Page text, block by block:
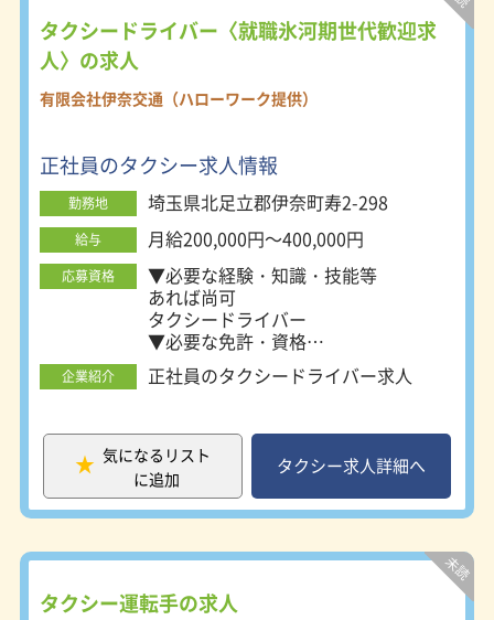
タクシードライバー〈就職氷河期世代歓迎求
人〉の求人
有限会社伊奈交通（ハローワーク提供）
正社員のタクシー求人情報
勤務地 埼玉県北足立郡伊奈町寿2-298
給与 月給200,000円～400,000円
応募資格
▼必要な経験・知識・技能等
あれば尚可
タクシードライバー
▼必要な免許・資格
普通自動車第二種免許
必須
必須（ＡＴ限定可）
企業紹介 正社員のタクシードライバー求人
気になるリスト
に追加
タクシー求人詳細へ
タクシー運転手の求人